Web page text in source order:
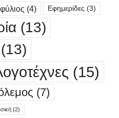
(4) Εφημερίδες (3)
(13)
(13)
(15)
(7)
(2)